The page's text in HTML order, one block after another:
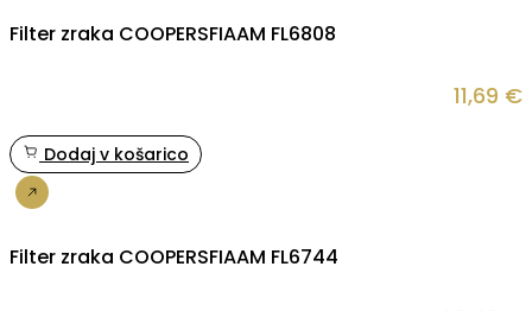
Filter zraka COOPERSFIAAM FL6808
11,69 €
Dodaj v košarico
Filter zraka COOPERSFIAAM FL6744